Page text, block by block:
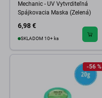
Mechanic - UV Vytvrditeľná
Spájkovacia Maska (Zelená)
6,98 €
SKLADOM 10+ ks
-56 %